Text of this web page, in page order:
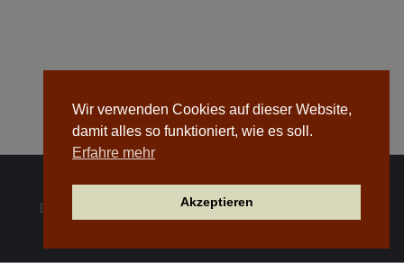
Dachdeckerei Josiger GmbH © 2026. Alle Rechte vorbehalten.
Wir verwenden Cookies auf dieser Website,
damit alles so funktioniert, wie es soll.
Erfahre mehr
Akzeptieren